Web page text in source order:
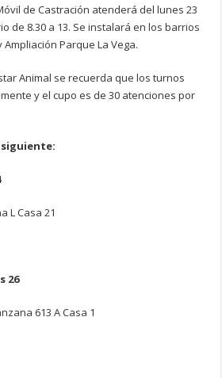
de Castración atenderá del lunes 23
de 8.30 a 13. Se instalará en los barrios
Ampliación Parque La Vega.
Animal se recuerda que los turnos
y el cupo es de 30 atenciones por
siguiente:
L Casa 21
26
613 A Casa 1